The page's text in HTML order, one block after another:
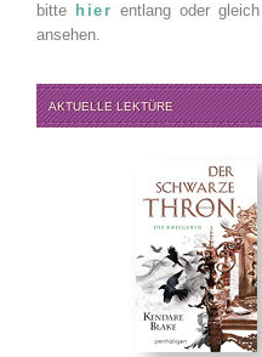
bitte hier entlang oder gleich
ansehen.
AKTUELLE LEKTÜRE